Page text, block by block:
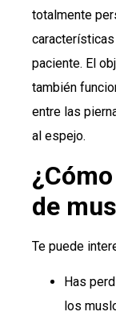
totalmente
paciente. El
también
entre las
al espejo.
de
Te puede
Has
los